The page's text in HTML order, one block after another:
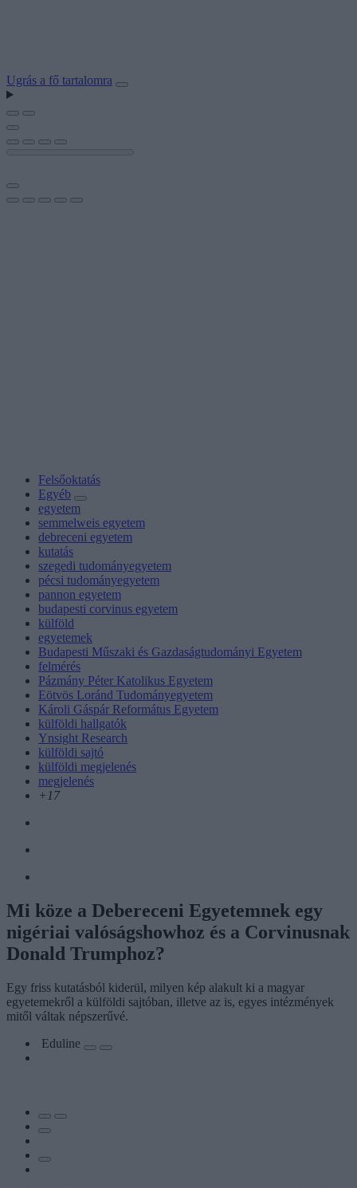
Ugrás a fő tartalomra
Felsőoktatás
Egyéb
egyetem
semmelweis egyetem
debreceni egyetem
kutatás
szegedi tudományegyetem
pécsi tudományegyetem
pannon egyetem
budapesti corvinus egyetem
külföld
egyetemek
Budapesti Műszaki és Gazdaságtudományi Egyetem
felmérés
Pázmány Péter Katolikus Egyetem
Eötvös Loránd Tudományegyetem
Károli Gáspár Református Egyetem
külföldi hallgatók
Ynsight Research
külföldi sajtó
külföldi megjelenés
megjelenés
+17
Mi köze a Debereceni Egyetemnek egy
nigériai valóságshowhoz és a Corvinusnak
Donald Trumphoz?
Egy friss kutatásból kiderül, milyen kép alakult ki a magyar
egyetemekről a külföldi sajtóban, illetve az is, egyes intézmények
mitől váltak népszerűvé.
Eduline